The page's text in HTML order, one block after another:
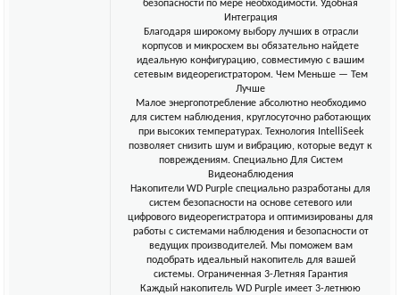
безопасности по мере необходимости. Удобная
Интеграция
Благодаря широкому выбору лучших в отрасли
корпусов и микросхем вы обязательно найдете
идеальную конфигурацию, совместимую с вашим
сетевым видеорегистратором. Чем Меньше — Тем
Лучше
Малое энергопотребление абсолютно необходимо
для систем наблюдения, круглосуточно работающих
при высоких температурах. Технология IntelliSeek
позволяет снизить шум и вибрацию, которые ведут к
повреждениям. Специально Для Систем
Видеонаблюдения
Накопители WD Purple специально разработаны для
систем безопасности на основе сетевого или
цифрового видеорегистратора и оптимизированы для
работы с системами наблюдения и безопасности от
ведущих производителей. Мы поможем вам
подобрать идеальный накопитель для вашей
системы. Ограниченная 3-Летняя Гарантия
Каждый накопитель WD Purple имеет 3-летнюю